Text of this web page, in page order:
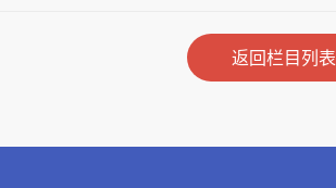
返回栏目列表